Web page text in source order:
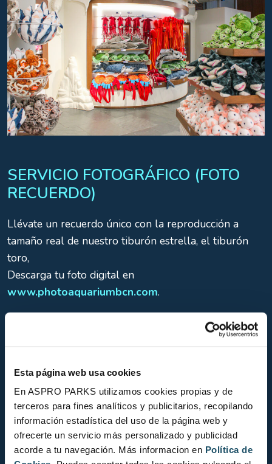
Esta página web usa cookies
En ASPRO PARKS utilizamos cookies propias y de
terceros para fines analíticos y publicitarios, recopilando
información estadística del uso de la página web y
ofrecerte un servicio más personalizado y publicidad
acorde a tu navegación. Más informacion en Política de
SERVICIO FOTOGRÁFICO (FOTO
RECUERDO)
Llévate un recuerdo único con la reproducción a
tamaño real de nuestro tiburón estrella, el tiburón
toro,
Descarga tu foto digital en
www.photoaquariumbcn.com.
condiciones de servicio fotografía
CONSIGNAS
Deja el abrigo, el equipaje y otros objetos personales
en una taquilla del vestíbulo en la entrada de
L’Aquàrium (sujeto a disponibilidad según el número
de visitantes).